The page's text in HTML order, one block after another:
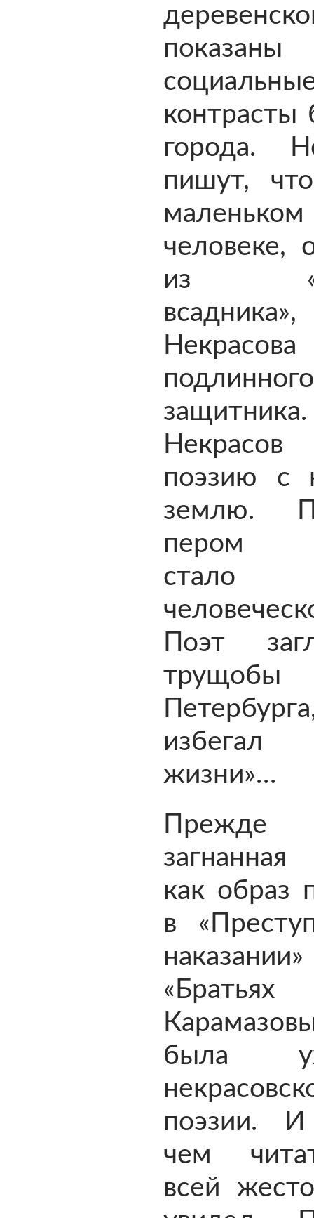
показаны
контрасты
города.
пишут,
маленьком
человеке,
из
подлинного
защитника.
Некрасов
поэзию с
землю.
пером
стало
Поэт
трущобы
избегал
жизни»…
как образ
в
«Братьях
была
поэзии.
чем
всей